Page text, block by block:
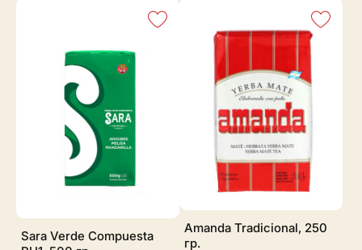
Sara Verde Compuesta
Amanda Tradicional, 250
гр.